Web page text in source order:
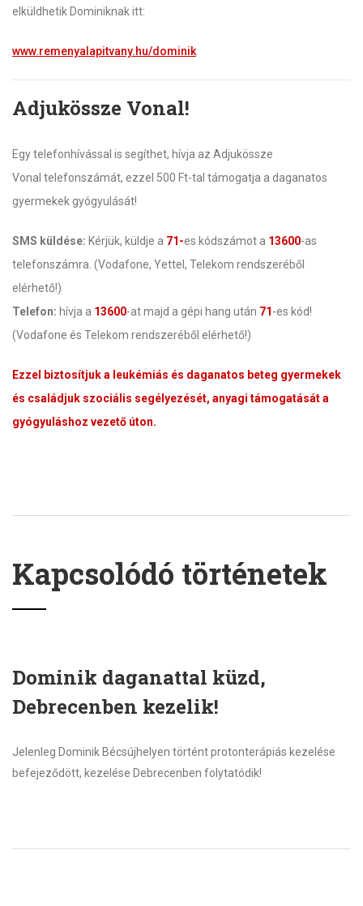
elküldhetik Dominiknak itt:
www.remenyalapitvany.hu/dominik
Adjukössze Vonal!
Egy telefonhívással is segíthet, hívja az Adjukössze
Vonal telefonszámát, ezzel 500 Ft-tal támogatja a daganatos
gyermekek gyógyulását!
SMS küldése: Kérjük, küldje a 71-es kódszámot a 13600-as
telefonszámra. (Vodafone, Yettel, Telekom rendszeréből
elérhető!)
Telefon: hívja a 13600-at majd a gépi hang után 71-es kód!
(Vodafone és Telekom rendszeréből elérhető!)
Ezzel biztosítjuk a leukémiás és daganatos beteg gyermekek
és családjuk szociális segélyezését, anyagi támogatását a
gyógyuláshoz vezető úton.
Kapcsolódó történetek
Dominik daganattal küzd,
Debrecenben kezelik!
Jelenleg Dominik Bécsújhelyen történt protonterápiás kezelése
befejeződött, kezelése Debrecenben folytatódik!